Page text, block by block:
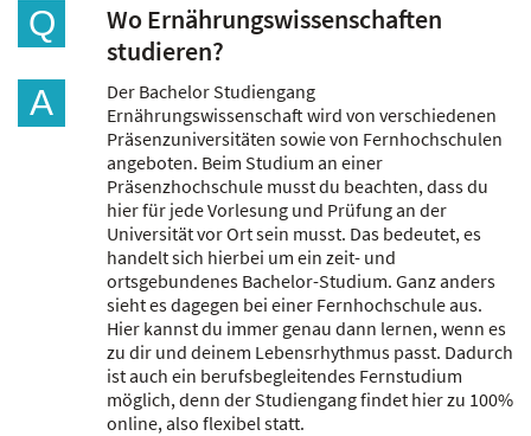
Q
Wo Ernährungswissenschaften
studieren?
A
Der Bachelor Studiengang
Ernährungswissenschaft wird von verschiedenen
Präsenzuniversitäten sowie von Fernhochschulen
angeboten. Beim Studium an einer
Präsenzhochschule musst du beachten, dass du
hier für jede Vorlesung und Prüfung an der
Universität vor Ort sein musst. Das bedeutet, es
handelt sich hierbei um ein zeit- und
ortsgebundenes Bachelor-Studium. Ganz anders
sieht es dagegen bei einer Fernhochschule aus.
Hier kannst du immer genau dann lernen, wenn es
zu dir und deinem Lebensrhythmus passt. Dadurch
ist auch ein berufsbegleitendes Fernstudium
möglich, denn der Studiengang findet hier zu 100%
online, also flexibel statt.